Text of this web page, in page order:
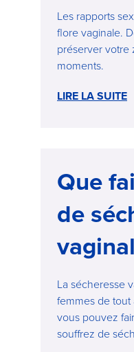
Les rapports
flore vaginale.
préserver votre
moments.
LIRE LA SUITE
Que
de
La sécheresse
femmes de
vous pouvez
souffrez de